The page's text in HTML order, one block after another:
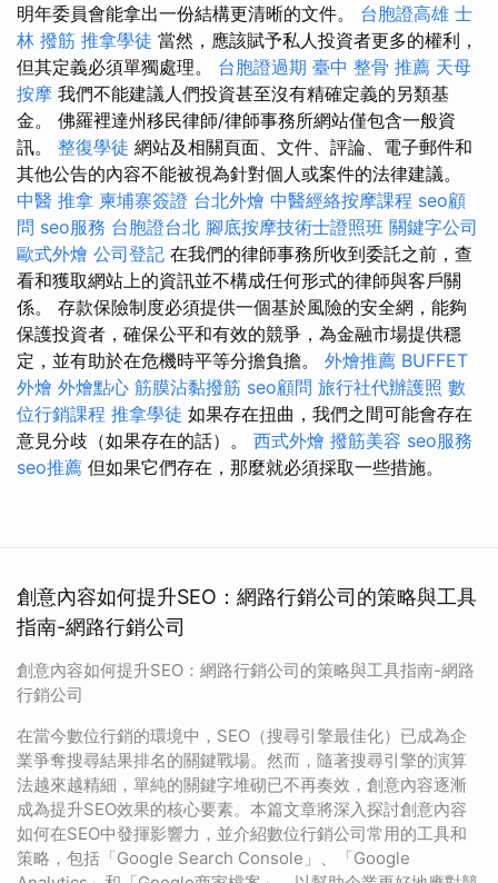
明年委員會能拿出一份結構更清晰的文件。 台胞證高雄 士
林 撥筋 推拿學徒 當然，應該賦予私人投資者更多的權利，
但其定義必須單獨處理。 台胞證過期 臺中 整骨 推薦 天母
按摩 我們不能建議人們投資甚至沒有精確定義的另類基
金。 佛羅裡達州移民律師/律師事務所網站僅包含一般資
訊。 整復學徒 網站及相關頁面、文件、評論、電子郵件和
其他公告的內容不能被視為針對個人或案件的法律建議。
中醫 推拿 柬埔寨簽證 台北外燴 中醫經絡按摩課程 seo顧
問 seo服務 台胞證台北 腳底按摩技術士證照班 關鍵字公司
歐式外燴 公司登記 在我們的律師事務所收到委託之前，查
看和獲取網站上的資訊並不構成任何形式的律師與客戶關
係。 存款保險制度必須提供一個基於風險的安全網，能夠
保護投資者，確保公平和有效的競爭，為金融市場提供穩
定，並有助於在危機時平等分擔負擔。 外燴推薦 BUFFET
外燴 外燴點心 筋膜沾黏撥筋 seo顧問 旅行社代辦護照 數
位行銷課程 推拿學徒 如果存在扭曲，我們之間可能會存在
意見分歧（如果存在的話）。 西式外燴 撥筋美容 seo服務
seo推薦 但如果它們存在，那麼就必須採取一些措施。
創意內容如何提升SEO：網路行銷公司的策略與工具
指南-網路行銷公司
創意內容如何提升SEO：網路行銷公司的策略與工具指南-網路
行銷公司
在當今數位行銷的環境中，SEO（搜尋引擎最佳化）已成為企
業爭奪搜尋結果排名的關鍵戰場。然而，隨著搜尋引擎的演算
法越來越精細，單純的關鍵字堆砌已不再奏效，創意內容逐漸
成為提升SEO效果的核心要素。本篇文章將深入探討創意內容
如何在SEO中發揮影響力，並介紹數位行銷公司常用的工具和
策略，包括「Google Search Console」、「Google